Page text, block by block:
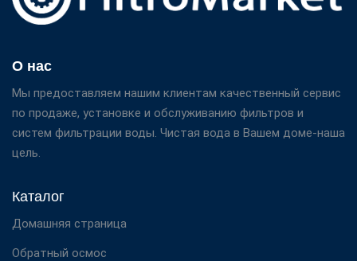
О нас
Мы предоставляем нашим клиентам качественный сервис
по продаже, установке и обслуживанию фильтров и
систем фильтрации воды. Чистая вода в Вашем доме-наша
цель.
Каталог
Домашняя страница
Обратный осмос